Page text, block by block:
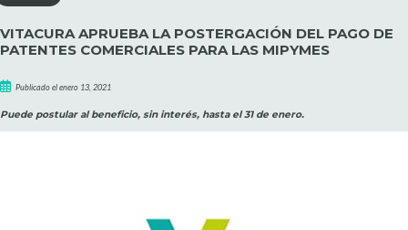
VITACURA APRUEBA LA POSTERGACIÓN DEL PAGO DE
PATENTES COMERCIALES PARA LAS MIPYMES
Publicado el enero 13, 2021
Puede postular al beneficio, sin interés, hasta el 31 de enero.